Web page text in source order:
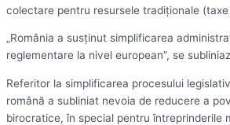
colectare pentru resursele tradiţionale
„România a susţinut simplificarea
reglementare la nivel european”, se
Referitor la simplificarea procesului
română a subliniat nevoia de reducere a
birocratice, în special pentru întreprinderile